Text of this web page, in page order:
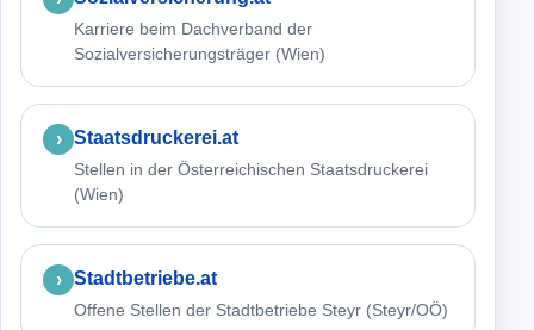
Karriere beim Dachverband der
Sozialversicherungsträger (Wien)
Staatsdruckerei.at
Stellen in der Österreichischen Staatsdruckerei
(Wien)
Stadtbetriebe.at
Offene Stellen der Stadtbetriebe Steyr (Steyr/OÖ)